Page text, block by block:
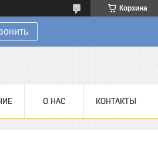
Корзина
О НАС КОНТАКТЫ